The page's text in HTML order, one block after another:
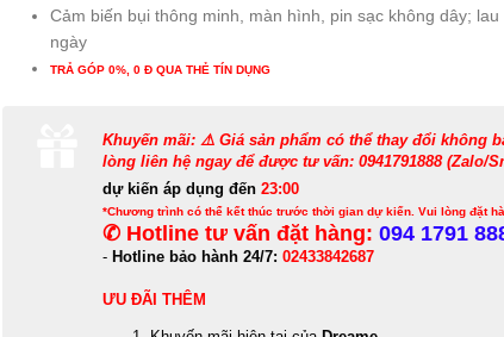
Cảm biến bụi thông minh, màn hình, pin sạc không dây; lau
ngày
TRẢ GÓP 0%, 0 Đ QUA THẺ TÍN DỤNG
Khuyến mãi: ⚠️ Giá sản phẩm có thể thay đổi không
lòng liên hệ ngay để được tư vấn: 0941791888 (Zalo/
dự kiến áp dụng đến23:00
*Chương trình có thể kết thúc trước thời gian dự kiến. Vui lòng đặt
✆ Hotline tư vấn đặt hàng: 094 1791
- Hotline bảo hành 24/7: 02433842687
ƯU ĐÃI THÊM